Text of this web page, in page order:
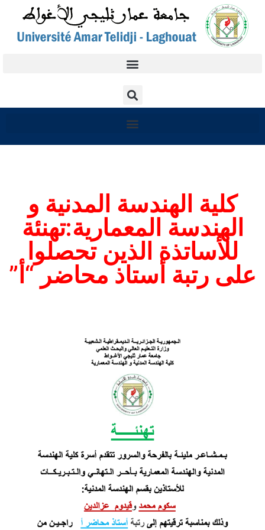
كلية الهندسة المدنية و
الهندسة المعمارية:تهنئة
للأساتذة الذين تحصلوا
على رتبة أستاذ محاضر “أ”